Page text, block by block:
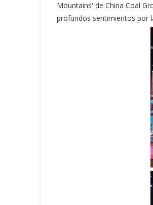
Mountains' de China Coal
profundos sentimientos por